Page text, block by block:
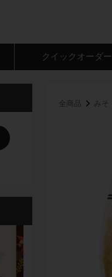
クイック オーダー
全商品 みそ